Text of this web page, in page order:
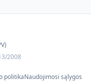
2008
politikaNaudojimosi sąlygos